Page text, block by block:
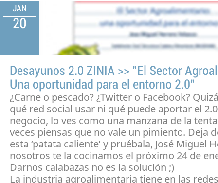
JAN
20
Desayunos 2.0 ZINIA >> "El Sector
Una oportunidad para el entorno 2.0"
¿Carne o pescado? ¿Twitter o Facebook?
qué red social usar ni qué puede aportar el
negocio, lo ves como una manzana de la
veces piensas que no vale un pimiento. Deja
esta ‘patata caliente’ y pruébala, José Miguel
nosotros te la cocinamos el próximo 24 de
Darnos calabazas no es la solución ;)
La industria agroalimentaria tiene en las